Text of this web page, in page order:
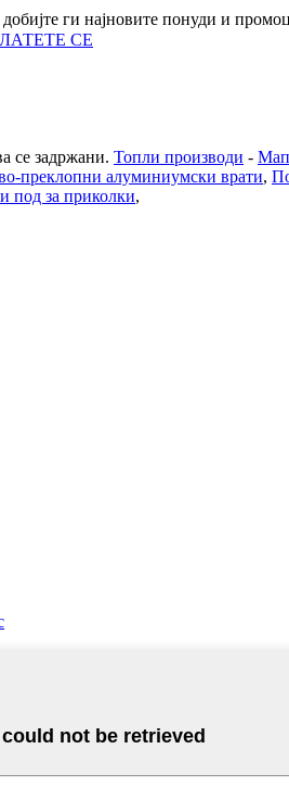
ги најновите понуди и
СЕ
се задржани. Топли производи -
преклопни алуминиумски врати,
под за приколки,